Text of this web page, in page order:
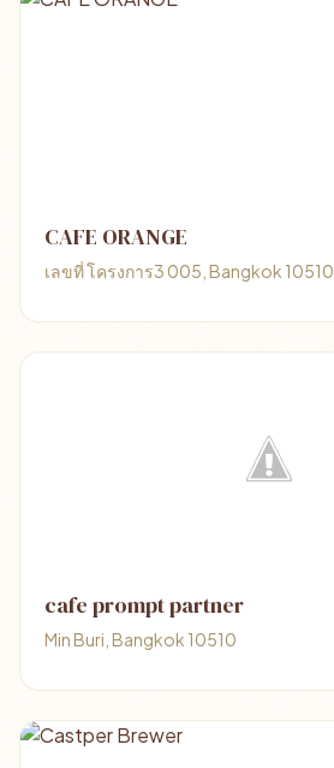
CAFE ORANGE
เลขที่ โครงการ3 005, Bangkok 10510
cafe prompt partner
Min Buri, Bangkok 10510